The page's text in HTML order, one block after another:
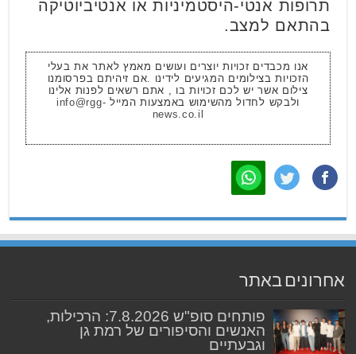
תרופות אנטי-היסטמיניות או אנטיביוטיקה
בהתאם למצב.
אנו מכבדים זכויות יוצרים ועושים מאמץ לאתר את בעלי
הזכויות בצילומים המגיעים לידינו .אם זיהיתם בפרסומנו
צילום אשר יש לכם זכויות בו , אתם רשאים לפנות אלינו
ולבקש לחדול מהשימוש באמצעות המייל info@rgg-
news.co.il
אחרונים באתר
פותחים סופ"ש 7.8.2026: הרכילות,
האנשים והסיפורים של רמת גן
וגבעתיים